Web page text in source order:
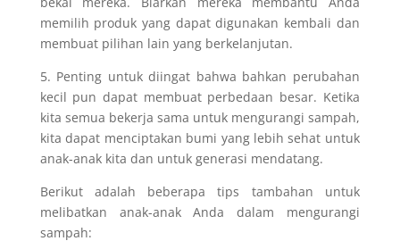
memilih produk yang dapat digunakan kembali dan
membuat pilihan lain yang berkelanjutan.
5. Penting untuk diingat bahwa bahkan perubahan
kecil pun dapat membuat perbedaan besar. Ketika
kita semua bekerja sama untuk mengurangi sampah,
kita dapat menciptakan bumi yang lebih sehat untuk
anak-anak kita dan untuk generasi mendatang.
Berikut adalah beberapa tips tambahan untuk
melibatkan anak-anak Anda dalam mengurangi
sampah: